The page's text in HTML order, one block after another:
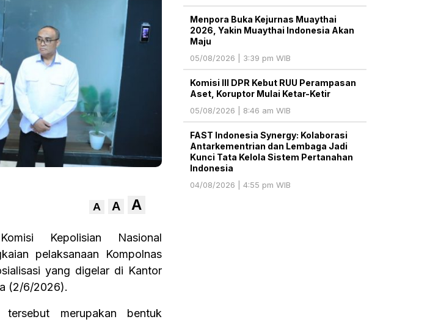
A A A
Kepolisian Nasional
pelaksanaan Kompolnas
yang digelar di Kantor
(2/6/2026).
tersebut merupakan bentuk
Menpora Buka Kejurnas Muaythai
2026, Yakin Muaythai Indonesia Akan
Maju
05/08/2026 | 3:39 pm WIB
Komisi III DPR Kebut RUU Perampasan
Aset, Koruptor Mulai Ketar-Ketir
05/08/2026 | 8:46 am WIB
FAST Indonesia Synergy: Kolaborasi
Antarkementrian dan Lembaga Jadi
Kunci Tata Kelola Sistem Pertanahan
Indonesia
04/08/2026 | 4:55 pm WIB